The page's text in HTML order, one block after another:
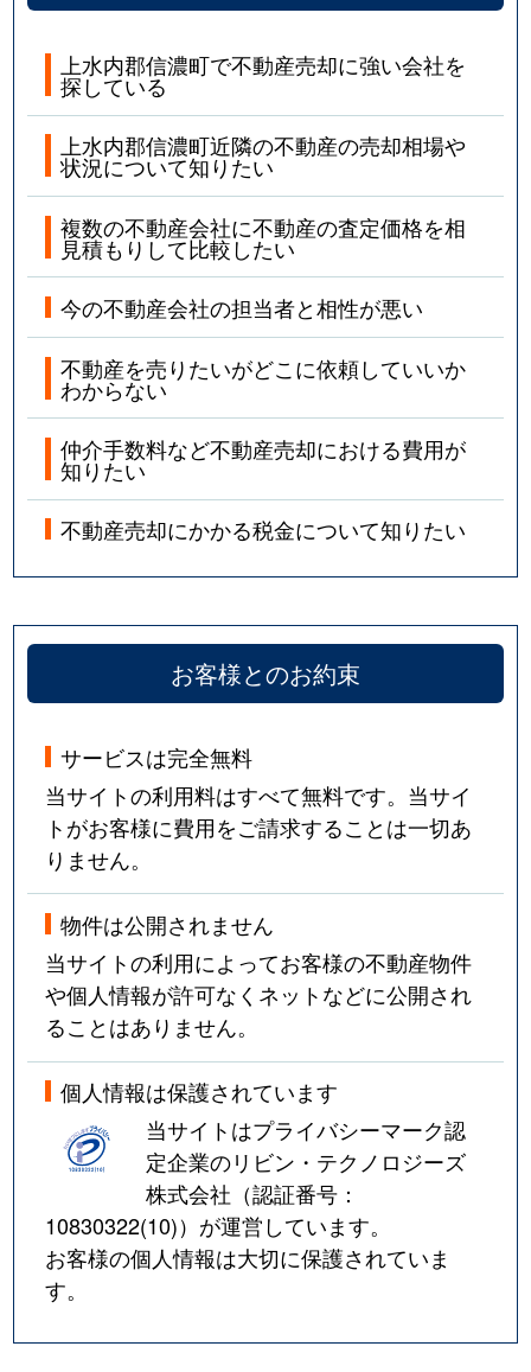
上水内郡信濃町で不動産売却に強い会社を
探している
上水内郡信濃町近隣の不動産の売却相場や
状況について知りたい
複数の不動産会社に不動産の査定価格を相
見積もりして比較したい
今の不動産会社の担当者と相性が悪い
不動産を売りたいがどこに依頼していいか
わからない
仲介手数料など不動産売却における費用が
知りたい
不動産売却にかかる税金について知りたい
お客様とのお約束
サービスは完全無料
当サイトの利用料はすべて無料です。当サイ
トがお客様に費用をご請求することは一切あ
りません。
物件は公開されません
当サイトの利用によってお客様の不動産物件
や個人情報が許可なくネットなどに公開され
ることはありません。
個人情報は保護されています
当サイトはプライバシーマーク認
定企業のリビン・テクノロジーズ
株式会社（認証番号：
10830322(10)）が運営しています。
お客様の個人情報は大切に保護されていま
す。